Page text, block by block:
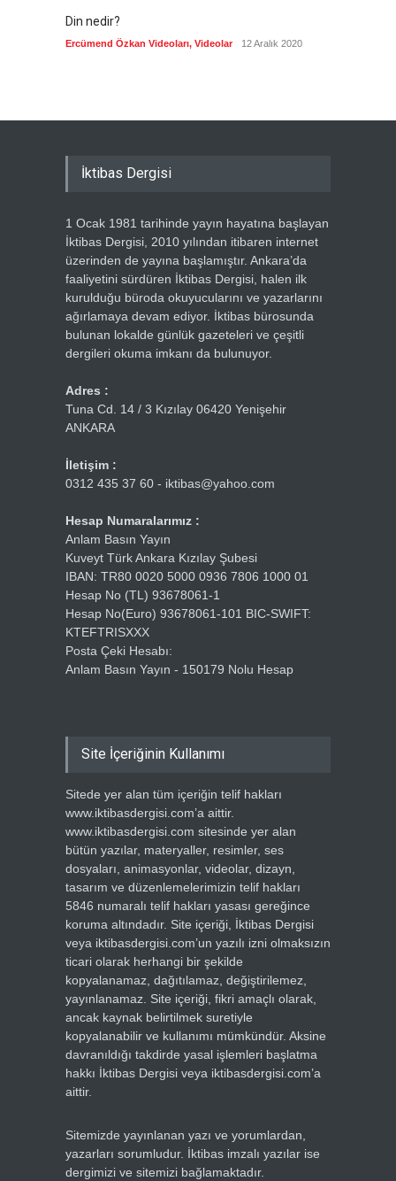
Din nedir?
Ercümend Özkan Videoları, Videolar 12 Aralık 2020
İktibas Dergisi
1 Ocak 1981 tarihinde yayın hayatına başlayan
İktibas Dergisi, 2010 yılından itibaren internet
üzerinden de yayına başlamıştır. Ankara’da
faaliyetini sürdüren İktibas Dergisi, halen ilk
kurulduğu büroda okuyucularını ve yazarlarını
ağırlamaya devam ediyor. İktibas bürosunda
bulunan lokalde günlük gazeteleri ve çeşitli
dergileri okuma imkanı da bulunuyor.
Adres :
Tuna Cd. 14 / 3 Kızılay 06420 Yenişehir
ANKARA
İletişim :
0312 435 37 60 - iktibas@yahoo.com
Hesap Numaralarımız :
Anlam Basın Yayın
Kuveyt Türk Ankara Kızılay Şubesi
IBAN: TR80 0020 5000 0936 7806 1000 01
Hesap No (TL) 93678061-1
Hesap No(Euro) 93678061-101 BIC-SWIFT:
KTEFTRISXXX
Posta Çeki Hesabı:
Anlam Basın Yayın - 150179 Nolu Hesap
Site İçeriğinin Kullanımı
Sitede yer alan tüm içeriğin telif hakları
www.iktibasdergisi.com’a aittir.
www.iktibasdergisi.com sitesinde yer alan
bütün yazılar, materyaller, resimler, ses
dosyaları, animasyonlar, videolar, dizayn,
tasarım ve düzenlemelerimizin telif hakları
5846 numaralı telif hakları yasası gereğince
koruma altındadır. Site içeriği, İktibas Dergisi
veya iktibasdergisi.com’un yazılı izni olmaksızın
ticari olarak herhangi bir şekilde
kopyalanamaz, dağıtılamaz, değiştirilemez,
yayınlanamaz. Site içeriği, fikri amaçlı olarak,
ancak kaynak belirtilmek suretiyle
kopyalanabilir ve kullanımı mümkündür. Aksine
davranıldığı takdirde yasal işlemleri başlatma
hakkı İktibas Dergisi veya iktibasdergisi.com’a
aittir.
Sitemizde yayınlanan yazı ve yorumlardan,
yazarları sorumludur. İktibas imzalı yazılar ise
dergimizi ve sitemizi bağlamaktadır.